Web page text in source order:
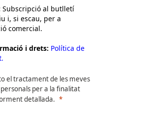
Subscripció al butlletí
i, si escau, per a
comercial.
i drets: Política de
el tractament de les meves
per a la finalitat
detallada.